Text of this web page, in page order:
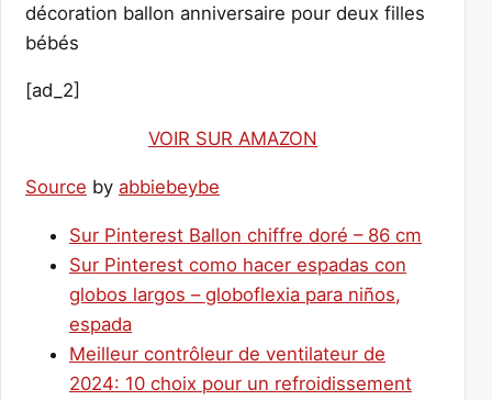
décoration ballon anniversaire pour deux filles
bébés
[ad_2]
VOIR SUR AMAZON
Source by abbiebeybe
Sur Pinterest Ballon chiffre doré – 86 cm
Sur Pinterest como hacer espadas con
globos largos – globoflexia para niños,
espada
Meilleur contrôleur de ventilateur de
2024: 10 choix pour un refroidissement